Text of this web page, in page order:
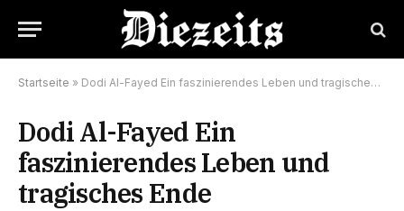
Startseite » Dodi Al-Fayed Ein faszinierendes Leben und tragisches Ende
Dodi Al-Fayed Ein
faszinierendes Leben und
tragisches Ende